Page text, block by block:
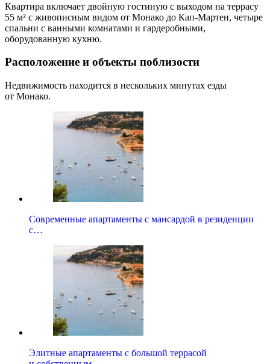
Квартира включает двойную гостиную с выходом на террасу
55 м² с живописным видом от Монако до Кап-Мартен, четыре
спальни с ванными комнатами и гардеробными,
оборудованную кухню.
Расположение и объекты поблизости
Недвижимость находится в нескольких минутах езды
от Монако.
Современные апартаменты с мансардой в резиденции
с…
Элитные апартаменты с большой террасой